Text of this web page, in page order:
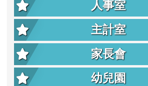
人事室
主計室
家長會
幼兒園